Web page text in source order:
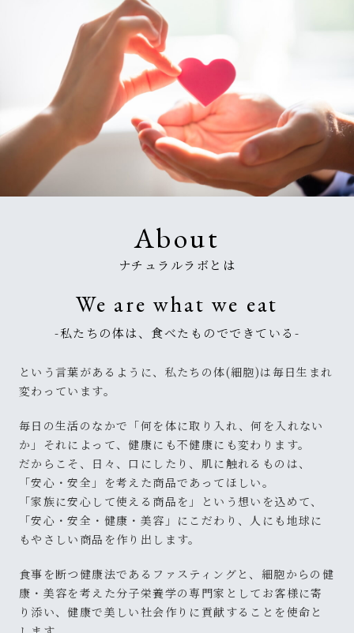
ナチュラルラボとは
We are what we eat
-私たちの体は、食べたものでできている-
という言葉があるように、私たちの体(細胞)は毎日生まれ
変わっています。
毎日の生活のなかで「何を体に取り入れ、何を入れない
か」それによって、健康にも不健康にも変わります。
だからこそ、日々、口にしたり、肌に触れるものは、
「安心・安全」を考えた商品であってほしい。
「家族に安心して使える商品を」という想いを込めて、
「安心・安全・健康・美容」にこだわり、人にも地球に
もやさしい商品を作り出します。
食事を断つ健康法であるファスティングと、細胞からの健
康・美容を考えた分子栄養学の専門家としてお客様に寄
り添い、健康で美しい社会作りに貢献することを使命と